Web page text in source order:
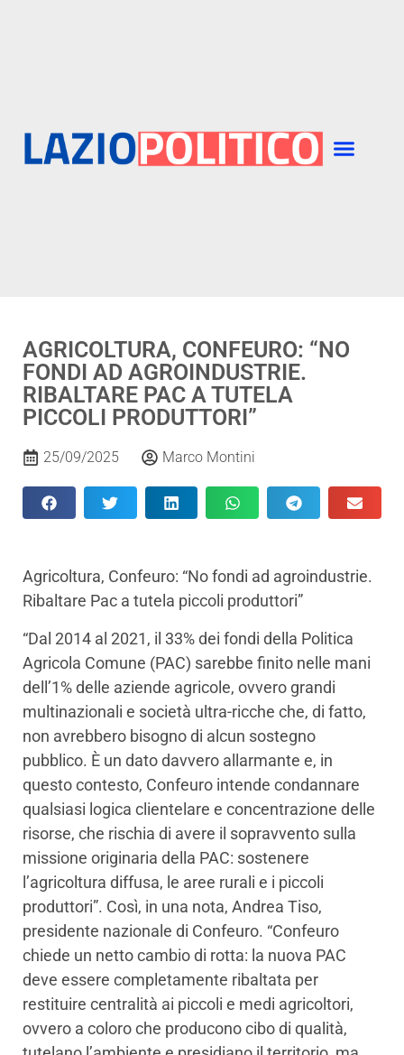
AGRICOLTURA, CONFEURO: “NO
FONDI AD AGROINDUSTRIE.
RIBALTARE PAC A TUTELA
PICCOLI PRODUTTORI”
25/09/2025 Marco Montini
Agricoltura, Confeuro: “No fondi ad agroindustrie.
Ribaltare Pac a tutela piccoli produttori”
“Dal 2014 al 2021, il 33% dei fondi della Politica
Agricola Comune (PAC) sarebbe finito nelle mani
dell’1% delle aziende agricole, ovvero grandi
multinazionali e società ultra-ricche che, di fatto,
non avrebbero bisogno di alcun sostegno
pubblico. È un dato davvero allarmante e, in
questo contesto, Confeuro intende condannare
qualsiasi logica clientelare e concentrazione delle
risorse, che rischia di avere il sopravvento sulla
missione originaria della PAC: sostenere
l’agricoltura diffusa, le aree rurali e i piccoli
produttori”. Così, in una nota, Andrea Tiso,
presidente nazionale di Confeuro. “Confeuro
chiede un netto cambio di rotta: la nuova PAC
deve essere completamente ribaltata per
restituire centralità ai piccoli e medi agricoltori,
ovvero a coloro che producono cibo di qualità,